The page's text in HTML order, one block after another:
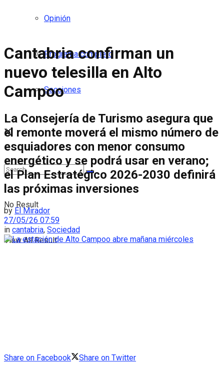
Opinión
Programa completo
Secciones
No Result
View All Result
Cantabria confirman un
nuevo telesilla en Alto
Campoo
La Consejería de Turismo asegura que
el remonte moverá el mismo número de
esquiadores con menor consumo
energético y se podrá usar en verano;
el Plan Estratégico 2026-2030 definirá
las próximas inversiones
by El Mirador
27/05/26 07:59
in cantabria, Sociedad
Share on Facebook Share on Twitter